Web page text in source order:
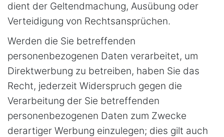
dient der Geltendmachung, Ausübung oder
Verteidigung von Rechtsansprüchen.
Werden die Sie betreffenden
personenbezogenen Daten verarbeitet, um
Direktwerbung zu betreiben, haben Sie das
Recht, jederzeit Widerspruch gegen die
Verarbeitung der Sie betreffenden
personenbezogenen Daten zum Zwecke
derartiger Werbung einzulegen; dies gilt auch